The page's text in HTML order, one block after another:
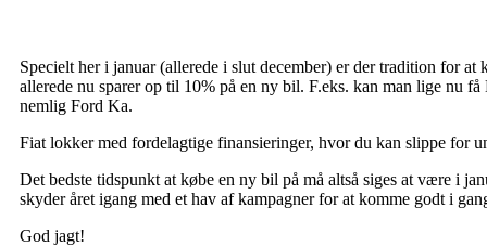
Specielt her i januar (allerede i slut december) er der tradition for at
allerede nu sparer op til 10% på en ny bil. F.eks. kan man lige nu
nemlig Ford Ka.
Fiat lokker med fordelagtige finansieringer, hvor du kan slippe for
Det bedste tidspunkt at købe en ny bil på må altså siges at være i
skyder året igang med et hav af kampagner for at komme godt i
God jagt!